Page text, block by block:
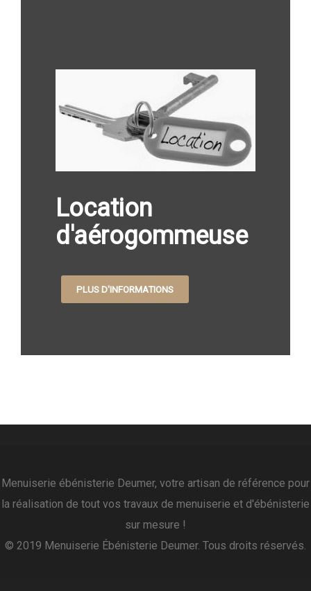
Location
d'aérogommeuse
PLUS D'INFORMATIONS
Menuiserie ébénisterie Deumer, votre artisan de référence pour
la réalisation de tout vos travaux de menuiserie et d'ébénisterie
sur mesure !
© 2019 Menuiserie Ébénisterie Deumer. Tous droits réservés.